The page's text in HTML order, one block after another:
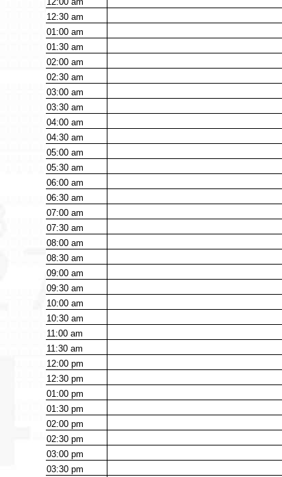
12:30am
01:00am
01:30am
02:00am
02:30am
03:00am
03:30am
04:00am
04:30am
05:00am
05:30am
06:00am
06:30am
07:00am
07:30am
08:00am
08:30am
09:00am
09:30am
10:00am
10:30am
11:00am
11:30am
12:00pm
12:30pm
01:00pm
01:30pm
02:00pm
02:30pm
03:00pm
03:30pm